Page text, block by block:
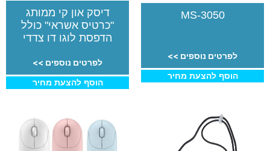
MS-3050
לפרטים נוספים >>
הוסף להצעת מחיר
דיסק און קי ממותג
"כרטיס אשראי" כולל
הדפסת לוגו דו צדדי
לפרטים נוספים >>
הוסף להצעת מחיר